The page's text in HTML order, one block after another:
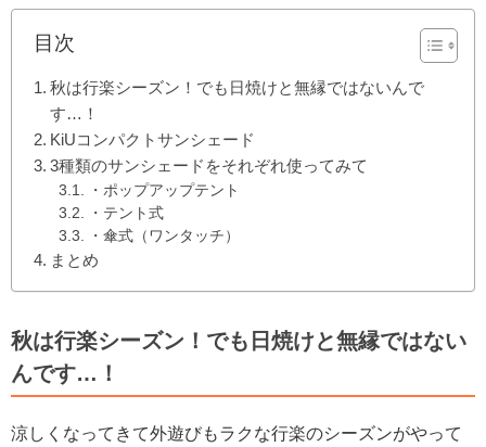
目次
秋は行楽シーズン！でも日焼けと無縁ではないんで
す…！
KiUコンパクトサンシェード
3種類のサンシェードをそれぞれ使ってみて
・ポップアップテント
・テント式
・傘式（ワンタッチ）
まとめ
秋は行楽シーズン！でも日焼けと無縁ではない
んです…！
涼しくなってきて外遊びもラクな行楽のシーズンがやって